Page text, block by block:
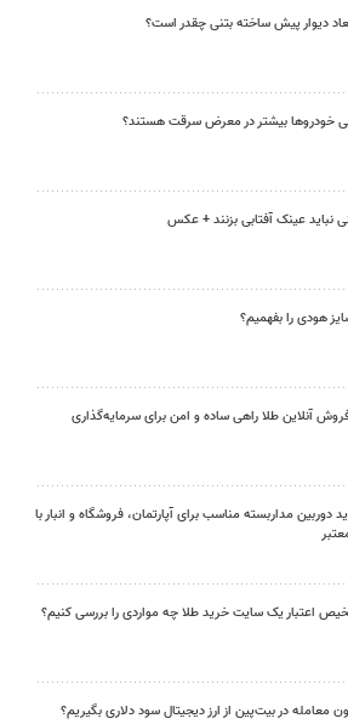
دیوار پیش ساخته بتنی چقدر است؟
خودروها بیشتر در معرض سرقت هستند؟
نباید عینک آفتابی بزنند + عکس
هودی را بفهمیم؟
آنلاین طلا راهی ساده و امن برای سرمایه‌گذاری
دوربین مداربسته مناسب برای آپارتمان، فروشگاه و انبار با
اعتبار یک سایت خرید طلا چه مواردی را بررسی کنیم؟
معامله در بیت‌پین از ارز دیجیتال سود دلاری بگیریم؟